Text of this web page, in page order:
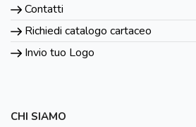
Contatti
Richiedi catalogo cartaceo
Invio tuo Logo
CHI SIAMO